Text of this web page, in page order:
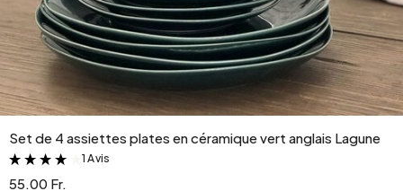
Set de 4 assiettes plates en céramique vert anglais Lagune
&
1 Avis
55.00 Fr.